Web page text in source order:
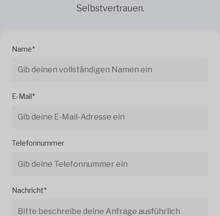
Selbstvertrauen.
Name*
E-Mail*
Telefonnummer
Nachricht*